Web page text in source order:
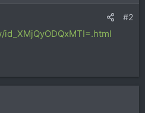
#2